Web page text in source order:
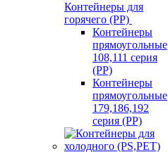
Контейнеры для
горячего (PP)
Контейнеры
прямоугольные
108,111 серия
(PP)
Контейнеры
прямоугольные
179,186,192
серия (PP)